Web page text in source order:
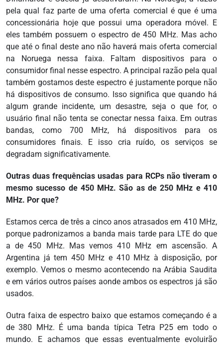
pela qual faz parte de uma oferta comercial é que é uma
concessionária hoje que possui uma operadora móvel. E
eles também possuem o espectro de 450 MHz. Mas acho
que até o final deste ano não haverá mais oferta comercial
na Noruega nessa faixa. Faltam dispositivos para o
consumidor final nesse espectro. A principal razão pela qual
também gostamos deste espectro é justamente porque não
há dispositivos de consumo. Isso significa que quando há
algum grande incidente, um desastre, seja o que for, o
usuário final não tenta se conectar nessa faixa. Em outras
bandas, como 700 MHz, há dispositivos para os
consumidores finais. E isso cria ruído, os serviços se
degradam significativamente.
Outras duas frequências usadas para RCPs não tiveram o
mesmo sucesso de 450 MHz. São as de 250 MHz e 410
MHz. Por que?
Estamos cerca de três a cinco anos atrasados em 410 MHz,
porque padronizamos a banda mais tarde para LTE do que
a de 450 MHz. Mas vemos 410 MHz em ascensão. A
Argentina já tem 450 MHz e 410 MHz à disposição, por
exemplo. Vemos o mesmo acontecendo na Arábia Saudita
e em vários outros países aonde ambos os espectros já são
usados.
Outra faixa de espectro baixo que estamos começando é a
de 380 MHz. É uma banda típica Tetra P25 em todo o
mundo. E achamos que essas eventualmente evoluirão